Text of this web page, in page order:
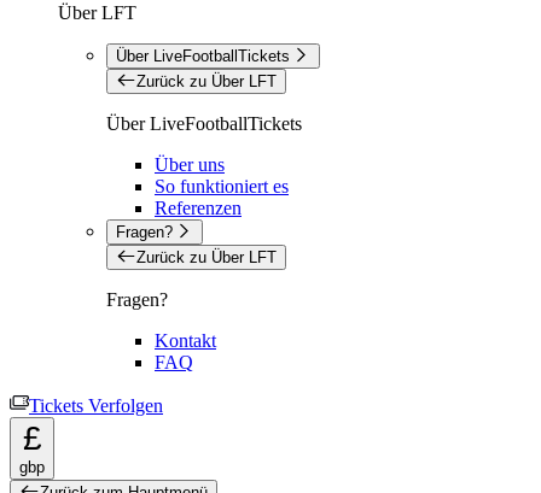
Über LFT
Über LiveFootballTickets
Zurück zu Über LFT
Über LiveFootballTickets
Über uns
So funktioniert es
Referenzen
Fragen?
Zurück zu Über LFT
Fragen?
Kontakt
FAQ
Tickets Verfolgen
£
gbp